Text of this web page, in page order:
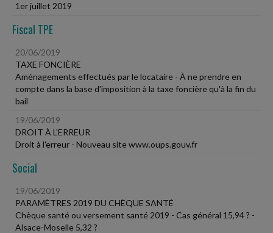
1er juillet 2019
Fiscal TPE
20/06/2019
TAXE FONCIÈRE
Aménagements effectués par le locataire - À ne prendre en
compte dans la base d'imposition à la taxe foncière qu'à la fin du
bail
19/06/2019
DROIT À L'ERREUR
Droit à l'erreur - Nouveau site www.oups.gouv.fr
Social
19/06/2019
PARAMÈTRES 2019 DU CHÈQUE SANTÉ
Chèque santé ou versement santé 2019 - Cas général 15,94 ? -
Alsace-Moselle 5,32 ?